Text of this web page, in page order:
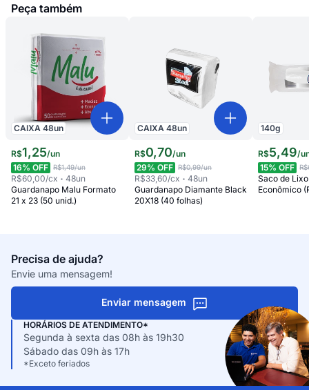
Peça também
CAIXA 48un
R$1,25/un
16% OFF R$1,49/un
R$60,00/cx 48un
Guardanapo Malu Formato
21 x 23 (50 unid.)
CAIXA48un
R$0,70/un
29% OFF R$0,99/un
R$33,60/cx 48un
Guardanapo Diamante Black
20X18 (40 folhas)
140g
R$5,49/
15% OFF
Saco de
Econômico
Precisa de ajuda?
Envie uma mensagem!
Enviar mensagem
HORÁRIOS DE ATENDIMENTO*
Segunda à sexta das 08h às 19h30
Sábado das 09h às 17h
*Exceto feriados